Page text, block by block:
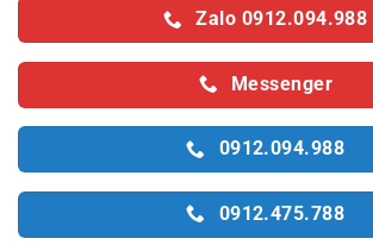
Zalo 0912.094.988
Messenger
0912.094.988
0912.475.788